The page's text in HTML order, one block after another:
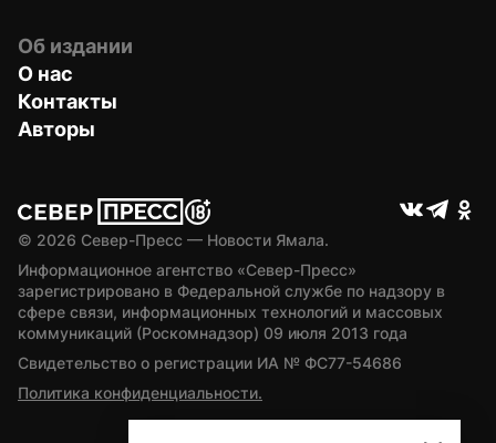
Об издании
О нас
Контакты
Авторы
© 2026 Север-Пресс — Новости Ямала.
Информационное агентство «Север-Пресс»
зарегистрировано в Федеральной службе по надзору в
сфере связи, информационных технологий и массовых
коммуникаций (Роскомнадзор) 09 июля 2013 года
Свидетельство о регистрации ИА № ФС77-54686
Политика конфиденциальности.